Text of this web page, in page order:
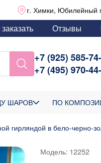
г. Химки, Юбилейный
Отзывы
+7 (925) 585-
+7 (495) 970-
ШАРОВ ПО
гирляндой в бело-черно-
Модель: 12252